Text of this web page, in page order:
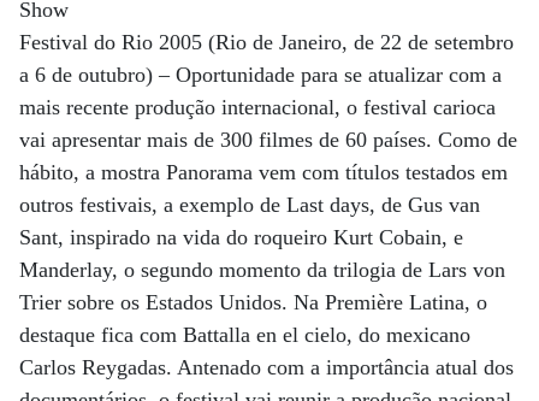
Show
Festival do Rio 2005 (Rio de Janeiro, de 22 de setembro
a 6 de outubro) – Oportunidade para se atualizar com a
mais recente produção internacional, o festival carioca
vai apresentar mais de 300 filmes de 60 países. Como de
hábito, a mostra Panorama vem com títulos testados em
outros festivais, a exemplo de Last days, de Gus van
Sant, inspirado na vida do roqueiro Kurt Cobain, e
Manderlay, o segundo momento da trilogia de Lars von
Trier sobre os Estados Unidos. Na Première Latina, o
destaque fica com Battalla en el cielo, do mexicano
Carlos Reygadas. Antenado com a importância atual dos